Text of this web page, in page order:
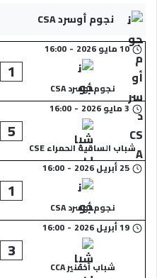
نجوم أوسرد CSA
10 مايو 2026 -
16:00
نجوم أوسرد CSA
1
3 مايو 2026 -
16:00
شباب الساقية الحمراء CSE
5
25 أبريل 2026 -
16:00
نجوم أوسرد CSA
1
19 أبريل 2026 -
16:00
شباب أخفنير CCA
3